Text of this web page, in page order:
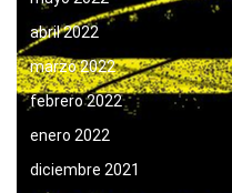
abril 2022
marzo 2022
febrero 2022
enero 2022
diciembre 2021